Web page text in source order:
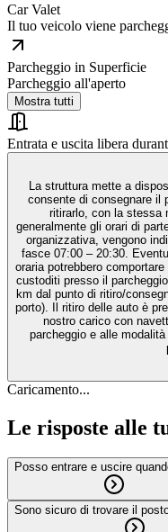
Car Valet
Il tuo veicolo viene
Parcheggio in Superficie
Parcheggio all'aperto
Mostra tutti
Entrata e uscita libera
La struttura mette a
consente di consegnare il
ritirarlo, con la stessa modalità,
generalmente gli orari di
organizzativa, vengono
fasce 07:00 – 20:30.
oraria potrebbero comportare un
custoditi presso il
km dal punto di ritiro/
porto). Il ritiro delle auto è
nostro carico con navetta gratuita.
parcheggio e alle
Caricamento...
Le risposte alle
Posso entrare e uscire
Sono sicuro di trovare il